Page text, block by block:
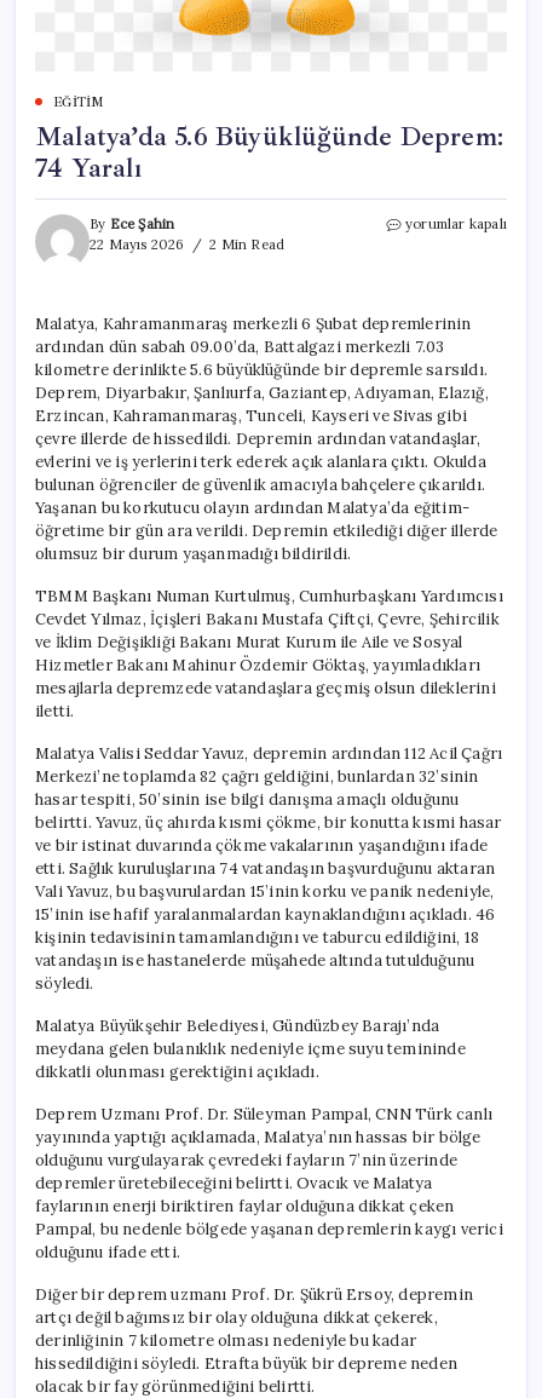
EĞITIM
Malatya’da 5.6 Büyüklüğünde Deprem:
74 Yaralı
By Ece Şahin
22 Mayıs 2026
2 Min Read
Malatya’da
Yaralı
için
yorumlar kapalı
Malatya, Kahramanmaraş merkezli 6 Şubat depremlerinin
ardından dün sabah 09.00’da, Battalgazi merkezli 7.03
kilometre derinlikte 5.6 büyüklüğünde bir depremle sarsıldı.
Deprem, Diyarbakır, Şanlıurfa, Gaziantep, Adıyaman, Elazığ,
Erzincan, Kahramanmaraş, Tunceli, Kayseri ve Sivas gibi
çevre illerde de hissedildi. Depremin ardından vatandaşlar,
evlerini ve iş yerlerini terk ederek açık alanlara çıktı. Okulda
bulunan öğrenciler de güvenlik amacıyla bahçelere çıkarıldı.
Yaşanan bu korkutucu olayın ardından Malatya’da eğitim-
öğretime bir gün ara verildi. Depremin etkilediği diğer illerde
olumsuz bir durum yaşanmadığı bildirildi.
TBMM Başkanı Numan Kurtulmuş, Cumhurbaşkanı Yardımcısı
Cevdet Yılmaz, İçişleri Bakanı Mustafa Çiftçi, Çevre, Şehircilik
ve İklim Değişikliği Bakanı Murat Kurum ile Aile ve Sosyal
Hizmetler Bakanı Mahinur Özdemir Göktaş, yayımladıkları
mesajlarla depremzede vatandaşlara geçmiş olsun dileklerini
iletti.
Malatya Valisi Seddar Yavuz, depremin ardından 112 Acil Çağrı
Merkezi’ne toplamda 82 çağrı geldiğini, bunlardan 32’sinin
hasar tespiti, 50’sinin ise bilgi danışma amaçlı olduğunu
belirtti. Yavuz, üç ahırda kısmi çökme, bir konutta kısmi hasar
ve bir istinat duvarında çökme vakalarının yaşandığını ifade
etti. Sağlık kuruluşlarına 74 vatandaşın başvurduğunu aktaran
Vali Yavuz, bu başvurulardan 15’inin korku ve panik nedeniyle,
15’inin ise hafif yaralanmalardan kaynaklandığını açıkladı. 46
kişinin tedavisinin tamamlandığını ve taburcu edildiğini, 18
vatandaşın ise hastanelerde müşahede altında tutulduğunu
söyledi.
Malatya Büyükşehir Belediyesi, Gündüzbey Barajı’nda
meydana gelen bulanıklık nedeniyle içme suyu temininde
dikkatli olunması gerektiğini açıkladı.
Deprem Uzmanı Prof. Dr. Süleyman Pampal, CNN Türk canlı
yayınında yaptığı açıklamada, Malatya’nın hassas bir bölge
olduğunu vurgulayarak çevredeki fayların 7’nin üzerinde
depremler üretebileceğini belirtti. Ovacık ve Malatya
faylarının enerji biriktiren faylar olduğuna dikkat çeken
Pampal, bu nedenle bölgede yaşanan depremlerin kaygı verici
olduğunu ifade etti.
Diğer bir deprem uzmanı Prof. Dr. Şükrü Ersoy, depremin
artçı değil bağımsız bir olay olduğuna dikkat çekerek,
derinliğinin 7 kilometre olması nedeniyle bu kadar
hissedildiğini söyledi. Etrafta büyük bir depreme neden
olacak bir fay görünmediğini belirtti.